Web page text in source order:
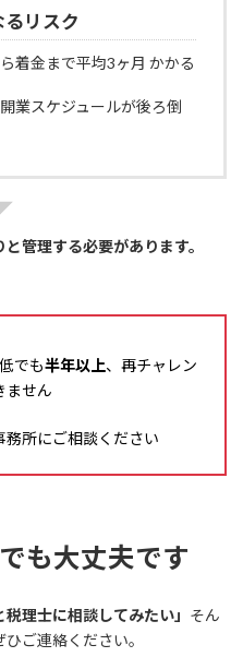
リスク
着金まで平均3ヶ月 かかる
業スケジュールが後ろ倒
管理する必要があります。
でも半年以上、再チャレン
ません
務所にご相談ください
も大丈夫です
理士に相談してみたい」 そん
ご連絡ください。